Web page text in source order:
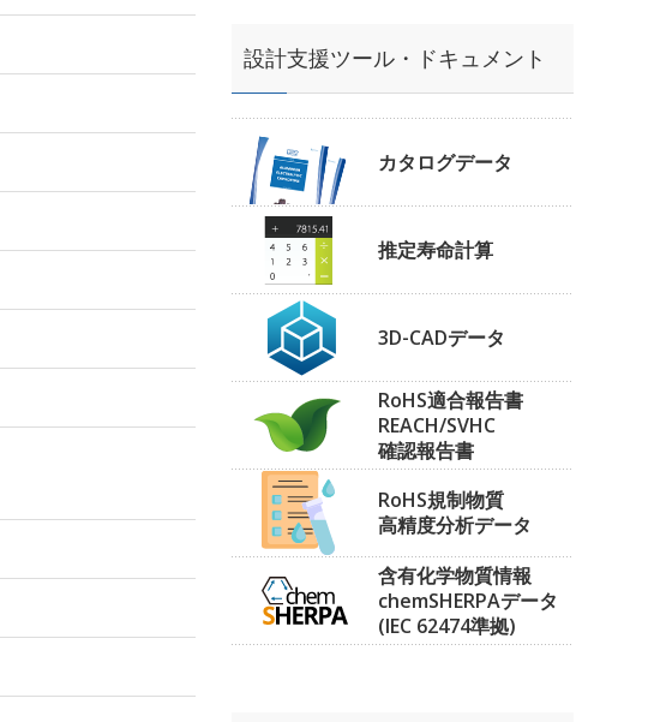
設計支援ツール・ドキュメント
カタログデータ
推定寿命計算
3D-CADデータ
RoHS適合報告書
REACH/SVHC
確認報告書
RoHS規制物質
高精度分析データ
含有化学物質情報
chemSHERPAデータ
(IEC 62474準拠)